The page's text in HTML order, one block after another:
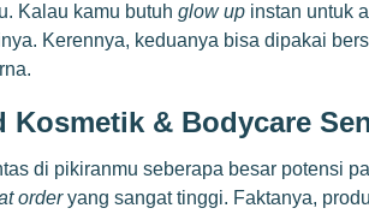
Kalau kamu butuh glow up instan untuk
Kerennya, keduanya bisa dipakai
Kosmetik & Bodycare
di pikiranmu seberapa besar potensi
orderyang sangat tinggi. Faktanya,